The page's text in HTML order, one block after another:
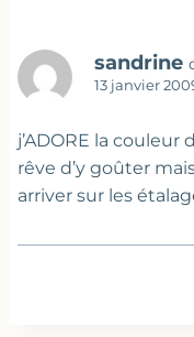
sandrine
13 janvier
j’ADORE la
rêve d’y goûter
arriver sur les